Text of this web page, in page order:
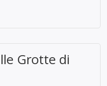
Grotte di